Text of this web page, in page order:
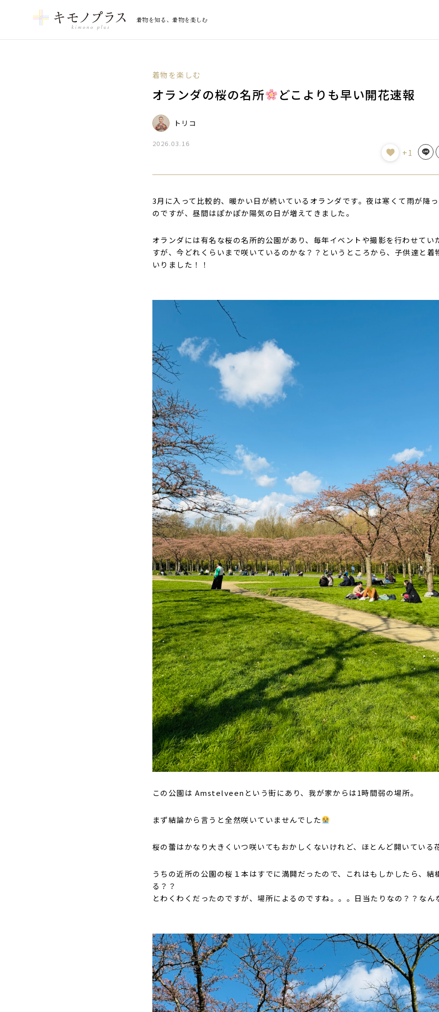
着物を知る、着物を楽しむ
着物を楽しむ
オランダの桜の名所 どこよりも早い開花速報
トリコ
2026.03.16
+1 Line
3月に入って比較的、暖かい日が続いているオランダです。夜は寒くて雨が降
のですが、昼間はぽかぽか陽気の日が増えてきました。
オランダには有名な桜の名所的公園があり、毎年イベントや撮影を行わせてい
すが、今どれくらいまで咲いているのかな？？というところから、子供達と着
いりました！！
この公園は Amstelveenという街にあり、我が家からは1時間弱の場所。
まず結論から言うと全然咲いていませんでした
桜の蕾はかなり大きくいつ咲いてもおかしくないけれど、ほとんど開いてい
うちの近所の公園の桜１本はすでに満開だったので、これはもしかしたら、結
る？？
とわくわくだったのですが、場所によるのですね。。。日当たりなの？？なん